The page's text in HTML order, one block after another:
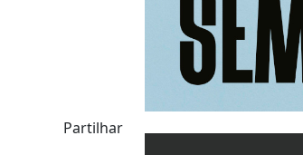
Partilhar